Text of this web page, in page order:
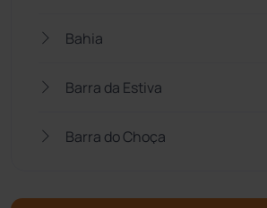
Bahia
Barra da Estiva
Barra do Choça